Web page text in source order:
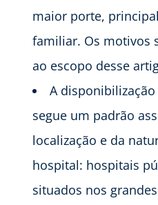
maior porte,
familiar. Os motivos
ao escopo desse
A
segue um padrão
localização e da
hospital: hospitais
situados nos